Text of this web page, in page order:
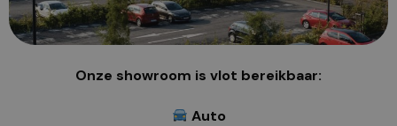
Onze showroom is vlot bereikbaar:
Auto